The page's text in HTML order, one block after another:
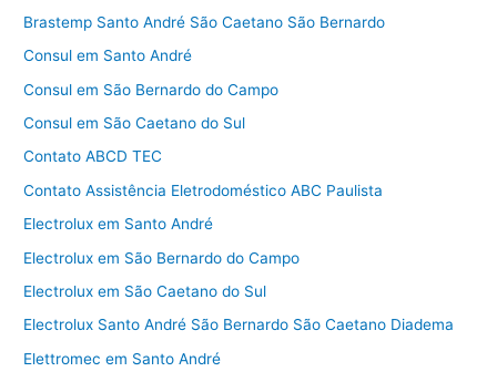
Brastemp Santo André São Caetano São Bernardo
Consul em Santo André
Consul em São Bernardo do Campo
Consul em São Caetano do Sul
Contato ABCD TEC
Contato Assistência Eletrodoméstico ABC Paulista
Electrolux em Santo André
Electrolux em São Bernardo do Campo
Electrolux em São Caetano do Sul
Electrolux Santo André São Bernardo São Caetano Diadema
Elettromec em Santo André